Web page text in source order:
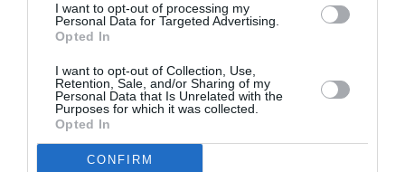
I want to opt-out of processing my
Personal Data for Targeted Advertising.
Opted In
I want to opt-out of Collection, Use,
Retention, Sale, and/or Sharing of my
Personal Data that Is Unrelated with the
Purposes for which it was collected.
Opted In
CONFIRM
CIEL : UNE
DÉMONSTRATION
PUBLIQUE...